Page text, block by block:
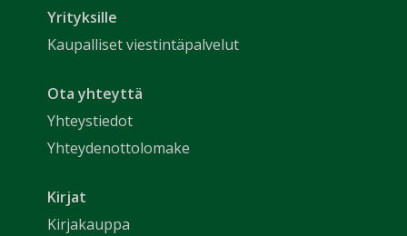
Yrityksille
Kaupalliset viestintäpalvelut
Ota yhteyttä
Yhteystiedot
Yhteydenottolomake
Kirjat
Kirjakauppa